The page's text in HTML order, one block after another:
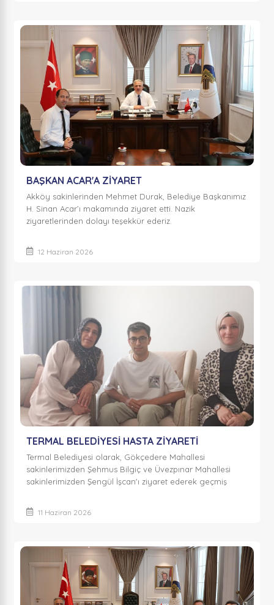
BAŞKAN ACAR'A ZİYARET
Akköy sakinlerinden Mehmet Durak, Belediye Başkanımız
H. Sinan Acar’ı makamında ziyaret etti. Nazik
ziyaretlerinden dolayı teşekkür ederiz.
12 Haziran 2026
TERMAL BELEDİYESİ HASTA ZİYARETİ
Termal Belediyesi olarak, Gökçedere Mahallesi
sakinlerimizden Şehmus Bilgiç ve Üvezpınar Mahallesi
sakinlerimizden Şengül İşcan'ı ziyaret ederek geçmiş
11 Haziran 2026